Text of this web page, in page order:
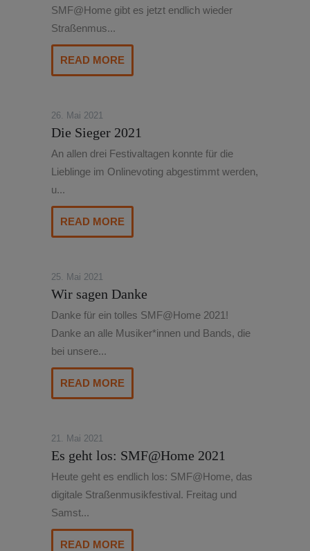
SMF@Home gibt es jetzt endlich wieder
Straßenmus...
READ MORE
26. Mai 2021
Die Sieger 2021
An allen drei Festivaltagen konnte für die
Lieblinge im Onlinevoting abgestimmt werden,
u...
READ MORE
25. Mai 2021
Wir sagen Danke
Danke für ein tolles SMF@Home 2021!
Danke an alle Musiker*innen und Bands, die
bei unsere...
READ MORE
21. Mai 2021
Es geht los: SMF@Home 2021
Heute geht es endlich los: SMF@Home, das
digitale Straßenmusikfestival. Freitag und
Samst...
READ MORE